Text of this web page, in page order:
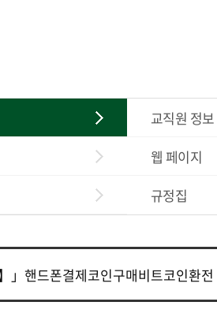
교직원 정보
웹 페이지
규정집